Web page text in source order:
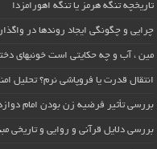
تاریخچه تنگه هرمز یا تنگه اهورامزدا
چرایی و چگونگی ایجاد روندها در
مین ، آب و چه حکایتی است خونبهای
انتقال قدرت یا فروپاشی نرم؟ تحلیل
بررسی تأثیر فرضیه زن بودن امام
بررسی دلایل قرآنی و روایی و